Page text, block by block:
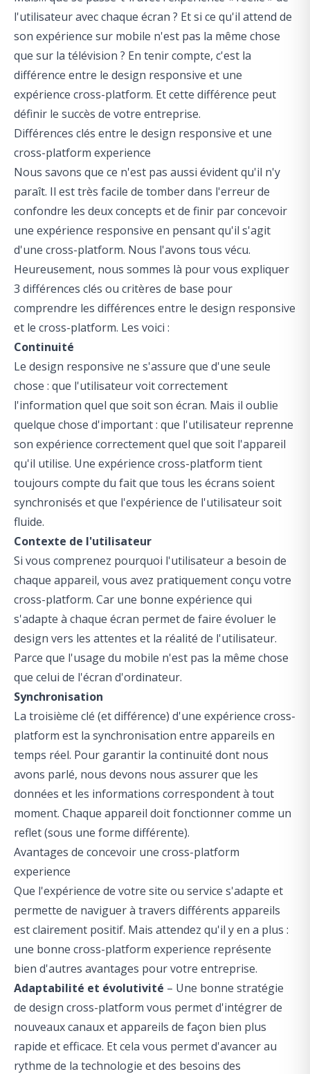
l'utilisateur avec chaque écran ? Et si ce qu'il attend de
son expérience sur mobile n'est pas la même chose
que sur la télévision ? En tenir compte, c'est la
différence entre le design responsive et une
expérience cross-platform. Et cette différence peut
définir le succès de votre entreprise.
Différences clés entre le design responsive et une
cross-platform experience
Nous savons que ce n'est pas aussi évident qu'il n'y
paraît. Il est très facile de tomber dans l'erreur de
confondre les deux concepts et de finir par concevoir
une expérience responsive en pensant qu'il s'agit
d'une cross-platform. Nous l'avons tous vécu.
Heureusement, nous sommes là pour vous expliquer
3 différences clés ou critères de base pour
comprendre les différences entre le design responsive
et le cross-platform. Les voici :
Continuité
Le design responsive ne s'assure que d'une seule
chose : que l'utilisateur voit correctement
l'information quel que soit son écran. Mais il oublie
quelque chose d'important : que l'utilisateur reprenne
son expérience correctement quel que soit l'appareil
qu'il utilise. Une expérience cross-platform tient
toujours compte du fait que tous les écrans soient
synchronisés et que l'expérience de l'utilisateur soit
fluide.
Contexte de l'utilisateur
Si vous comprenez pourquoi l'utilisateur a besoin de
chaque appareil, vous avez pratiquement conçu votre
cross-platform. Car une bonne expérience qui
s'adapte à chaque écran permet de faire évoluer le
design vers les attentes et la réalité de l'utilisateur.
Parce que l'usage du mobile n'est pas la même chose
que celui de l'écran d'ordinateur.
Synchronisation
La troisième clé (et différence) d'une expérience cross-
platform est la synchronisation entre appareils en
temps réel. Pour garantir la continuité dont nous
avons parlé, nous devons nous assurer que les
données et les informations correspondent à tout
moment. Chaque appareil doit fonctionner comme un
reflet (sous une forme différente).
Avantages de concevoir une cross-platform
experience
Que l'expérience de votre site ou service s'adapte et
permette de naviguer à travers différents appareils
est clairement positif. Mais attendez qu'il y en a plus :
une bonne cross-platform experience représente
bien d'autres avantages pour votre entreprise.
Adaptabilité et évolutivité – Une bonne stratégie
de design cross-platform vous permet d'intégrer de
nouveaux canaux et appareils de façon bien plus
rapide et efficace. Et cela vous permet d'avancer au
rythme de la technologie et des besoins des